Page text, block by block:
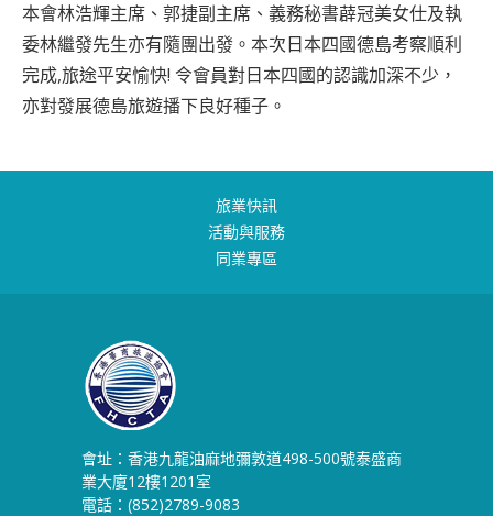
本會林浩輝主席、郭捷副主席、義務秘書薜冠美女仕及執
委林繼發先生亦有隨團出發。本次日本四國德島考察順利
完成,旅途平安愉快! 令會員對日本四國的認識加深不少，
亦對發展德島旅遊播下良好種子。
旅業快訊
活動與服務
同業專區
會址：香港九龍油麻地彌敦道498-500號泰盛商
業大廈12樓1201室
電話：(852)2789-9083